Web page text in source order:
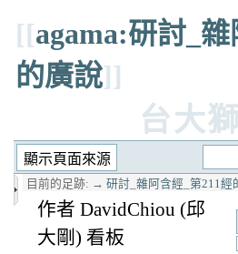
[[agama:研討_
的廣說]]
台大
目前的足跡: → 研討_雜阿含經_第211經
作者 DavidChiou (邱
大剛) 看板